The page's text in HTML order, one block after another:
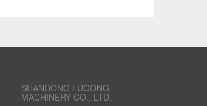
SHANDONG LUGONG
MACHINERY CO., LTD.